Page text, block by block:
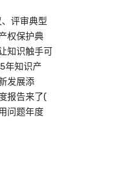
评审典型
权保护典
知识触手可
年知识产
发展添
报告来了(
问题年度